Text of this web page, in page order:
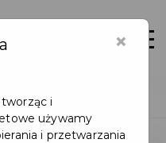
×
i
używamy
i przetwarzania